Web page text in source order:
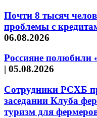
Почти 8 тысяч
проблемы с
06.08.2026
Россияне полюбили
| 05.08.2026
Сотрудники РСХБ
заседании Клуба
туризм для